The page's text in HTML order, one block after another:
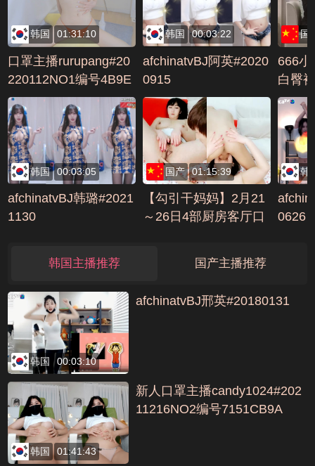
韩国 01:31:10
口罩主播rurupang#20
220112NO1编号4B9E
5221
韩国 00:03:22
afchinatvBJ阿英#2020
0915
国
666小
白臀
啪啪
口交
编号
韩国 00:03:05
afchinatvBJ韩璐#2021
1130
国产 01:15:39
【勾引干妈妈】2月21
～26日4部厨房客厅口
韩
0626
韩国主播推荐 国产主播推荐
韩国 00:03:10
afchinatvBJ邢英#20180131
韩国 01:41:43
新人口罩主播candy1024#202
11216NO2编号7151CB9A